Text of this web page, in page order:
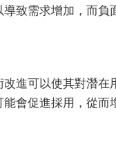
致需求增加，而負
進可以使其對潛
會促進採用，從而